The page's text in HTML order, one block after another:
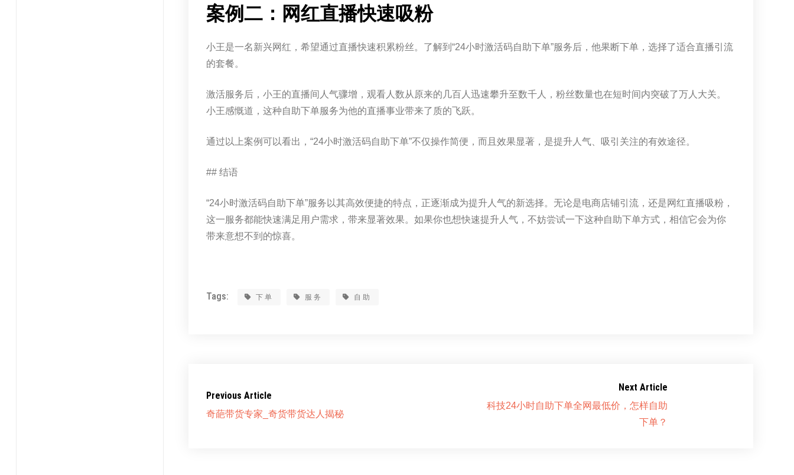
案例二：网红直播快速吸粉
小王是一名新兴网红，希望通过直播快速积累粉丝。了解到“24小时激活码自助下单”服务后，他果断下单，选择了适合直播引流
的套餐。
激活服务后，小王的直播间人气骤增，观看人数从原来的几百人迅速攀升至数千人，粉丝数量也在短时间内突破了万人大关。
小王感慨道，这种自助下单服务为他的直播事业带来了质的飞跃。
通过以上案例可以看出，“24小时激活码自助下单”不仅操作简便，而且效果显著，是提升人气、吸引关注的有效途径。
## 结语
“24小时激活码自助下单”服务以其高效便捷的特点，正逐渐成为提升人气的新选择。无论是电商店铺引流，还是网红直播吸粉，
这一服务都能快速满足用户需求，带来显著效果。如果你也想快速提升人气，不妨尝试一下这种自助下单方式，相信它会为你
带来意想不到的惊喜。
Tags: 下单 服务 自助
Previous Article
奇葩带货专家_奇货带货达人揭秘
Next Article
科技24小时自助下单全网最低价，怎样自助
下单？